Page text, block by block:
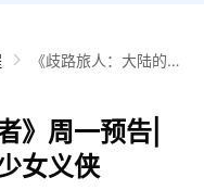
《歧路旅人：大陆的霸
侠
》周一预告|
女义侠